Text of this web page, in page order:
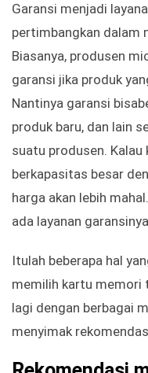
Garansi menjadi
pertimbangkan dalam
Biasanya, produsen
garansi jika produk
Nantinya garansi
produk baru, dan lain
suatu produsen.
berkapasitas besar
harga akan lebih
ada layanan
Itulah beberapa hal
memilih kartu memori
lagi dengan berbagai
menyimak